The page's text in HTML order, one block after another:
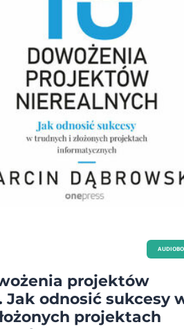
projektów
Jak odnosić sukcesy
projektach